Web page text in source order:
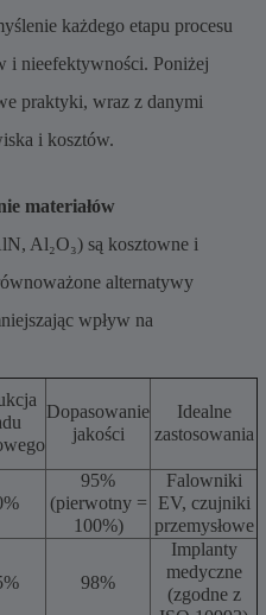
każdego etapu procesu
i nieefektywności. Poniżej
praktyki, wraz z danymi
i kosztów.
materiałów
Al₂O₃) są kosztowne i
alternatywy
wpływ na
Dopasowanie
jakości
Idealne
zastosowania
95%
(pierwotny =
100%)
Falowniki
EV, czujniki
przemysłowe
98%
Implanty
medyczne
(zgodne z